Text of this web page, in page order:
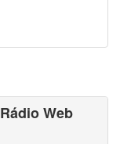
Web